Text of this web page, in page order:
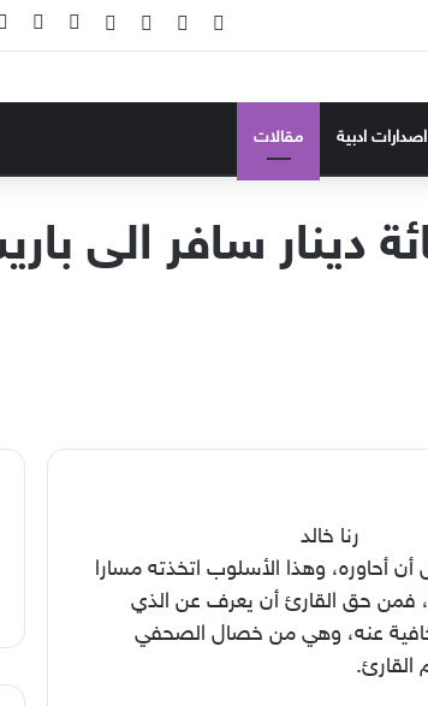
فيسبوك ‫YouTubeانستقرامتسجيل
اصدارات ادبية مقالات
دينار سافر الى
رنا خالد
أن أحاوره، وهذا الأسلوب اتخذته مسارا
فمن حق القارئ أن يعرف عن الذي
عنه، وهي من خصال الصحفي
القارئ.